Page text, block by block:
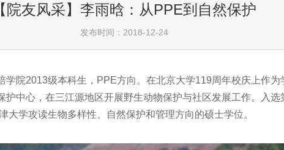
【院友风采】李雨晗：从PPE到自然保护
发布时间：2018-12-24
学院2013级本科生，PPE方向。在北京大学119周年校庆上作为
护中心，在三江源地区开展野生动物保护与社区发展工作。入选
大学攻读生物多样性、自然保护和管理方向的硕士学位。